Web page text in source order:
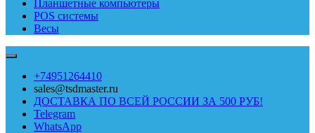
Планшетные компьютеры
POS системы
Весы
+74951264410
sales@tsdmaster.ru
ДОСТАВКА ПО ВСЕЙ РОССИИ ЗА 500 РУБ!
Telegram
WhatsApp